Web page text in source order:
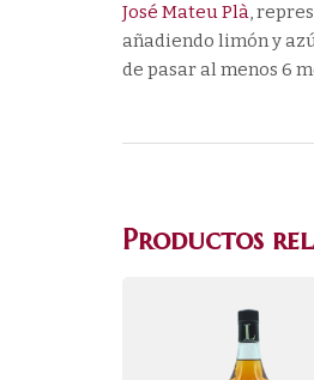
José Mateu Plà,
añadiendo limón y
de pasar al menos 6
Productos